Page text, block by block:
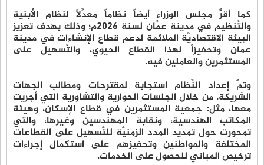
كما أقرَّ مجلس الوزراء أيضاً نظاماً معدِّلاً لنظام الأبنية
والتَّنظيم في مدينة عمَّان لسنة 2026م؛ وذلك بهدف تعزيز
البيئة الاقتصاديَّة الملائمة لدعم قطاع الإنشاءات في مدينة
عمان وتحفيزاً لهذا القطاع الحيوي، والتَّسهيل على
المستثمرين والعاملين فيه.
وتمَّ إعداد النِّظام استجابة لمقترحات ومطالب الجهات
الشريكة، من خلال الجلسات الحوارية والتشاورية التي أجريت
معها، مثل: جمعية المستثمرين في قطاع الإسكان، وهيئة
المكاتب الهندسية، ونقابة المهندسين وغيرها، والتي
تمحورت حول تمديد المدد الزمنيَّة للتَّسهيل على القطاعات
المختلفة والمواطنين وتحفيزهم على استكمال إجراءات
ترخيص المباني للحصول على الخدمات.